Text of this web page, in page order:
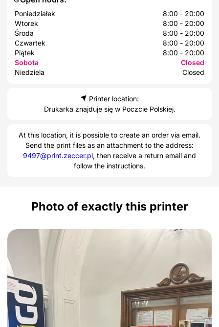
Poniedziałek
8:00 - 20:00
Wtorek
8:00 - 20:00
Środa
8:00 - 20:00
Czwartek
8:00 - 20:00
Piątek
8:00 - 20:00
Sobota
Closed
Niedziela
Closed
Printer location:
Drukarka znajduje się w Poczcie Polskiej.
At this location, it is possible to create an order via email.
Send the print files as an attachment to the address:
9497@print.zeccer.pl, then receive a return email and
follow the instructions.
Photo of exactly this printer